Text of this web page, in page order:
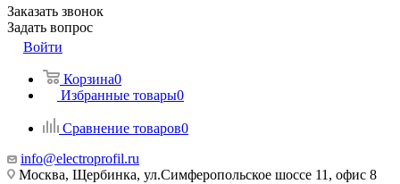
Заказать звонок
Задать вопрос
Войти
Корзина0
Избранные товары0
Сравнение товаров0
info@electroprofil.ru
Москва, Щербинка, ул.Симферопольское шоссе 11, офис 8